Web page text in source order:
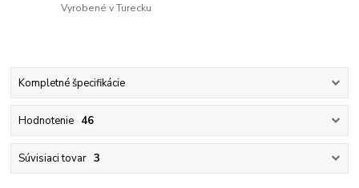
Vyrobené v Turecku
Kompletné špecifikácie
Hodnotenie 46
Súvisiaci tovar 3